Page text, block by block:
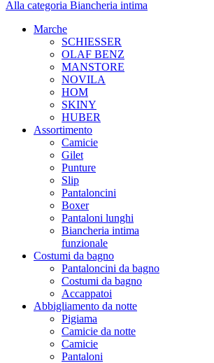
Alla categoria Biancheria intima
Marche
SCHIESSER
OLAF BENZ
MANSTORE
NOVILA
HOM
SKINY
HUBER
Assortimento
Camicie
Gilet
Punture
Slip
Pantaloncini
Boxer
Pantaloni lunghi
Biancheria intima
funzionale
Costumi da bagno
Pantaloncini da bagno
Costumi da bagno
Accappatoi
Abbigliamento da notte
Pigiama
Camicie da notte
Camicie
Pantaloni